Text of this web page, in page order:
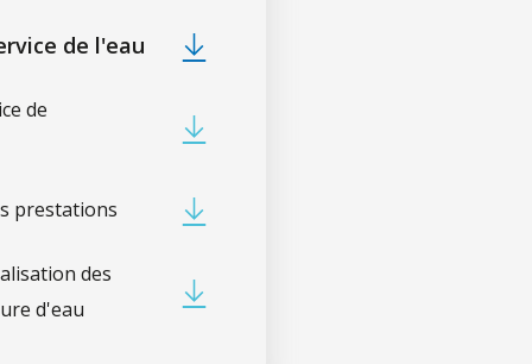
de l'eau
de
prestations
des
d'eau